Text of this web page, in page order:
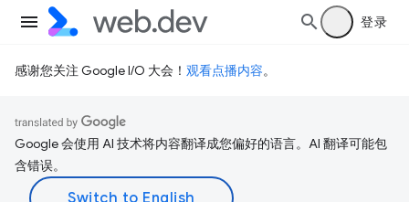
登录
感谢您关注 Google I/O 大会！ 观看点播内容。
Google 会使用 AI 技术将内容翻译成您偏好的语言。AI 翻译可能包
含错误。